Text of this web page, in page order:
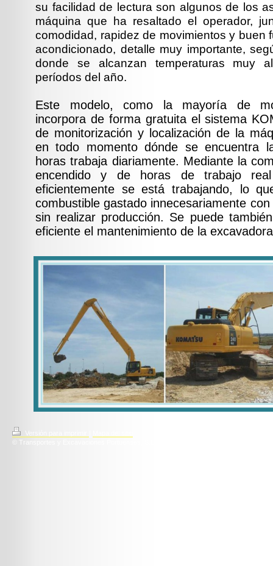
su facilidad de lectura son algunos de los
máquina que ha resaltado el operador,
comodidad, rapidez de movimientos y buen
acondicionado, detalle muy importante,
donde se alcanzan temperaturas muy
períodos del año.
Este modelo, como la mayoría de
incorpora de forma gratuita el sistema
de monitorización y localización de la
en todo momento dónde se encuentra
horas trabaja diariamente. Mediante la
encendido y de horas de trabajo
eficientemente se está trabajando, lo
combustible gastado innecesariamente
sin realizar producción. Se puede
eficiente el mantenimiento de la
© Transportes y Excavaciones Portuenses, S.L.